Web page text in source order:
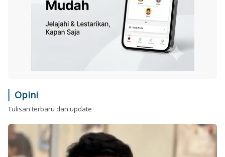
Opini
Tulisan terbaru dan update